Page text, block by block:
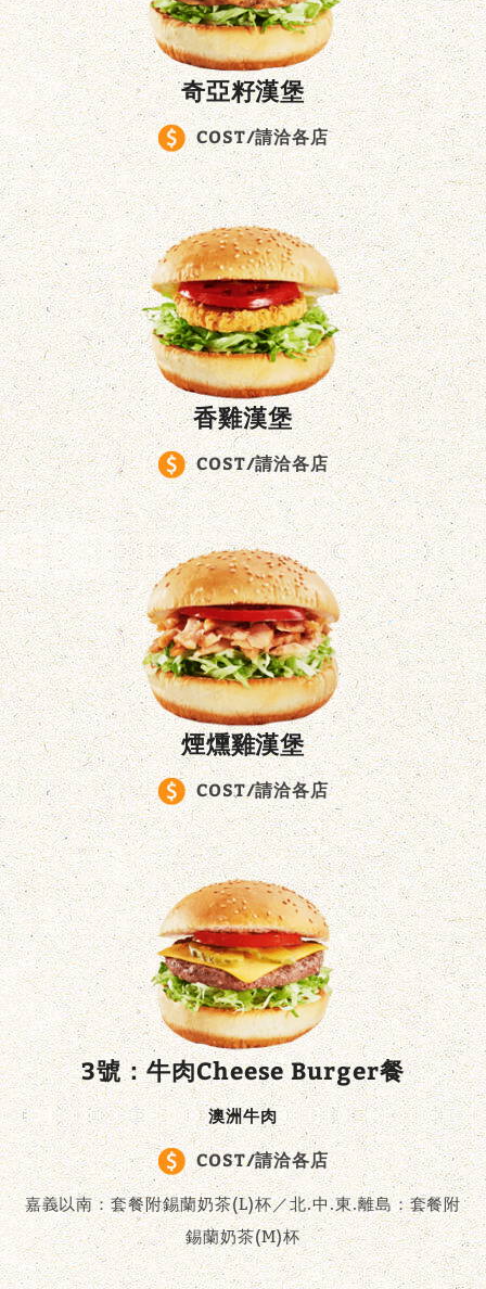
奇亞籽漢堡
COST/請洽各店
香雞漢堡
COST/請洽各店
煙燻雞漢堡
COST/請洽各店
3號：牛肉Cheese Burger餐
澳洲牛肉
COST/請洽各店
嘉義以南：套餐附錫蘭奶茶(L)杯／北.中.東.離島：套餐附
錫蘭奶茶(M)杯